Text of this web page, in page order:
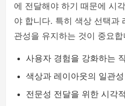
에 전달해야 하기 때문에 시
야 합니다. 특히 색상 선택과
관성을 유지하는 것이 중요합
사용자 경험을 강화하는
색상과 레이아웃의 일관성
전문성 전달을 위한 시각